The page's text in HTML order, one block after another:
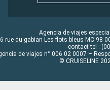
Agencia de viajes
rue du gabian Les flots bleus MC 98
contact tel :
de viajes n° 006 02 0007 –
© CRUISELINE